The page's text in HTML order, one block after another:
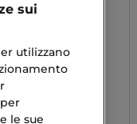
sui
utilizzano
le sue